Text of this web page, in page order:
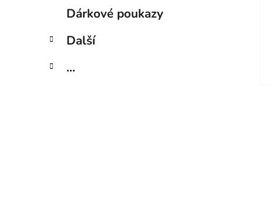
Dárkové poukazy
Další
...